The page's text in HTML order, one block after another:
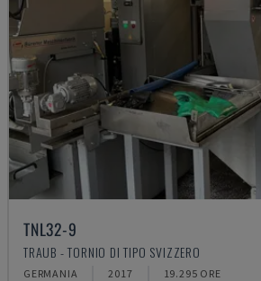
TNL32-9
TRAUB - TORNIO DI TIPO SVIZZERO
GERMANIA 2017 19.295 ORE